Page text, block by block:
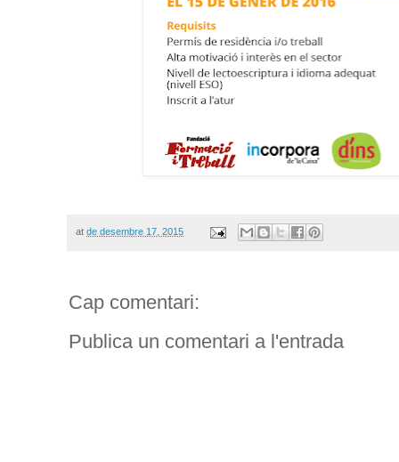
at de desembre 17, 2015
Cap comentari:
Publica un comentari a l'entrada